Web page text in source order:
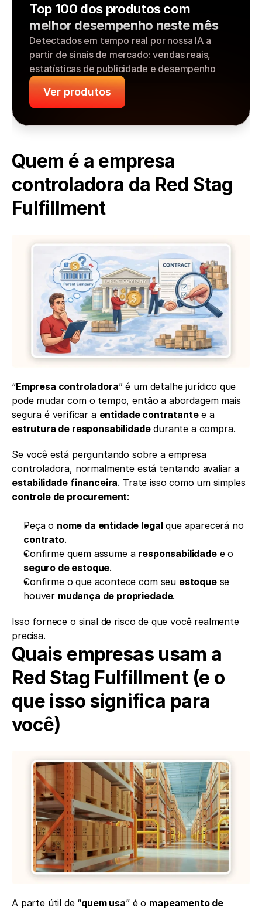
Top 100 dos produtos com
melhor desempenho neste mês
Detectados em tempo real por nossa IA a
partir de sinais de mercado: vendas reais,
estatísticas de publicidade e desempenho
Ver produtos
Quem é a empresa
controladora da Red Stag
Fulfillment
“Empresa controladora” é um detalhe jurídico que
pode mudar com o tempo, então a abordagem mais
segura é verificar a entidade contratante
e a
estrutura de responsabilidade durante a compra.
Se você está perguntando sobre a empresa
estabilidade financeira
controle de procurement:
Peça o nome da entidade legal
contrato.
Confirme quem assume a responsabilidade
seguro de estoque.
Confirme o que acontece com seu estoque se
houver mudança de propriedade.
Isso fornece o sinal de risco de que você realmente
precisa.
Quais empresas usam a
Red Stag Fulfillment (e o
que isso significa para
você)
A parte útil de “quem usa” é o mapeamento de